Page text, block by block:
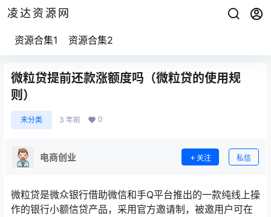
凌达资源网
资源合集1 资源合集2
微粒贷提前还款涨额度吗（微粒贷的使用规
则）
未分类 3 年前 0
电商创业 关注 私信
微粒贷是微众银行借助微信和手Q平台推出的一款纯线上操
作的银行小额信贷产品，采用官方邀请制，被邀用户可在